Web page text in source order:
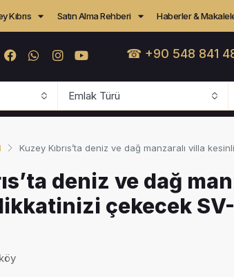
Kıbrıs Satın Alma Rehberi Haberler &
☎ +90 548 841
Emlak Türü
Kuzey Kıbrıs’ta deniz ve dağ manzaralı villa
deniz ve dağ
çekecek